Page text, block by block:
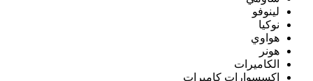
لينوفو
نوكيا
هواوي
هونر
الكاميرات
اكسسوارات كاميرات